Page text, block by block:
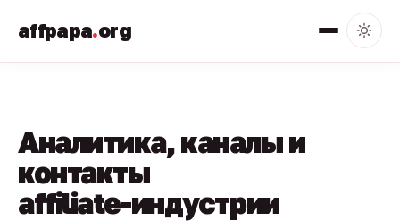
affpapa.org
Аналитика, каналы и
контакты
affiliate-индустрии